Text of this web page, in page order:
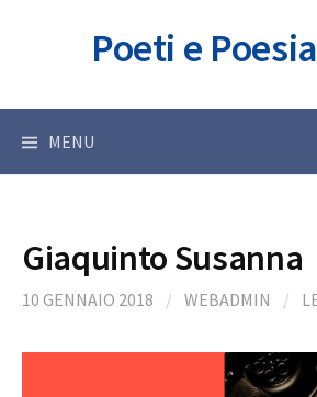
Poeti e
MENU
Giaquinto Susanna
10 GENNAIO 2018 / WEBADMIN /